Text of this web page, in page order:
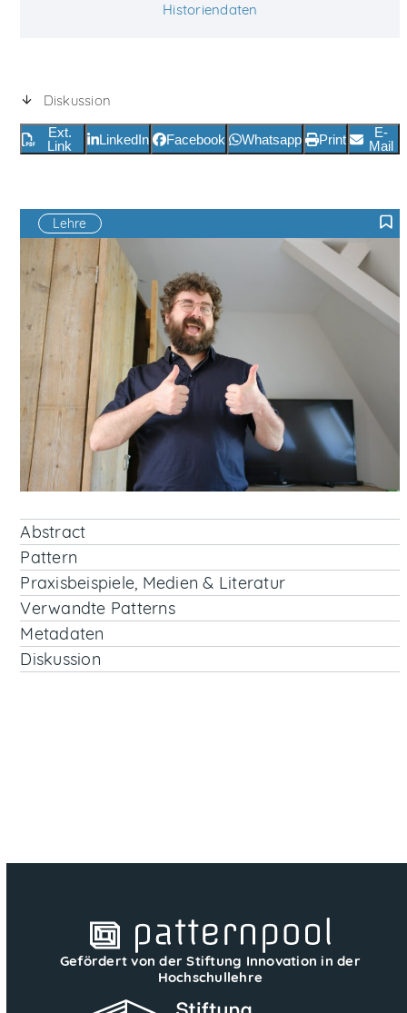
Historiendaten
Diskussion
Ext.
Link
LinkedIn Facebook Whatsapp Print
E-
Mail
Lehre
F
Abstract
Pattern
Praxisbeispiele, Medien & Literatur
Verwandte Patterns
Metadaten
Diskussion
Gefördert von der Stiftung Innovation in der
Hochschullehre